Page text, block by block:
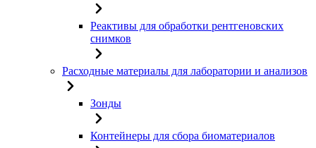
Реактивы для обработки рентгеновских
снимков
Расходные материалы для лаборатории и анализов
Зонды
Контейнеры для сбора биоматериалов